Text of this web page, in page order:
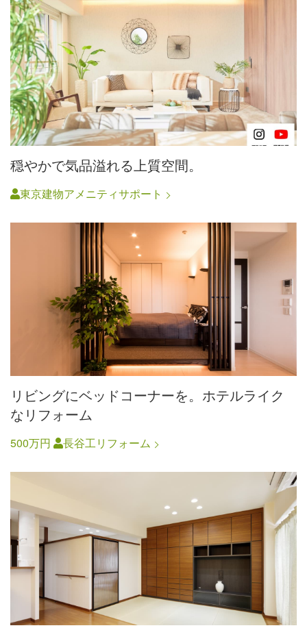
穏やかで気品溢れる上質空間。
東京建物アメニティサポート
リビングにベッドコーナーを。ホテルライク
なリフォーム
500万円 長谷工リフォーム